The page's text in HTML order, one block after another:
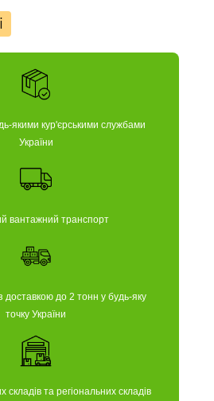
якими кур'єрськими службами
України
вантажний транспорт
до 2 тонн у будь-яку
точку України
та регіональних складів